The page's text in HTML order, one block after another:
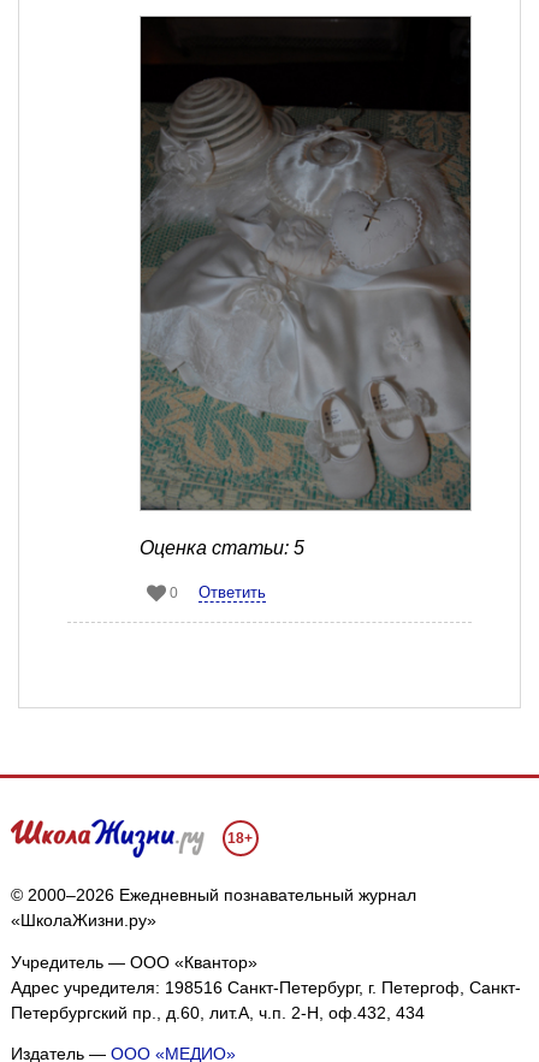
Оценка статьи: 5
0 Ответить
18+
© 2000–2026 Ежедневный познавательный журнал
«ШколаЖизни.ру»
Учредитель — ООО «Квантор»
Адрес учредителя: 198516 Санкт-Петербург, г. Петергоф, Санкт-
Петербургский пр., д.60, лит.А, ч.п. 2-Н, оф.432, 434
Издатель — ООО «МЕДИО»